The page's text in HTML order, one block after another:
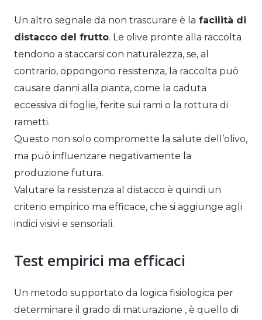
Un altro segnale da non trascurare è la facilità di
distacco del frutto. Le olive pronte alla raccolta
tendono a staccarsi con naturalezza, se, al
contrario, oppongono resistenza, la raccolta può
causare danni alla pianta, come la caduta
eccessiva di foglie, ferite sui rami o la rottura di
rametti.
Questo non solo compromette la salute dell’olivo,
ma può influenzare negativamente la
produzione futura.
Valutare la resistenza al distacco è quindi un
criterio empirico ma efficace, che si aggiunge agli
indici visivi e sensoriali.
Test empirici ma efficaci
Un metodo supportato da logica fisiologica per
determinare il grado di maturazione , è quello di